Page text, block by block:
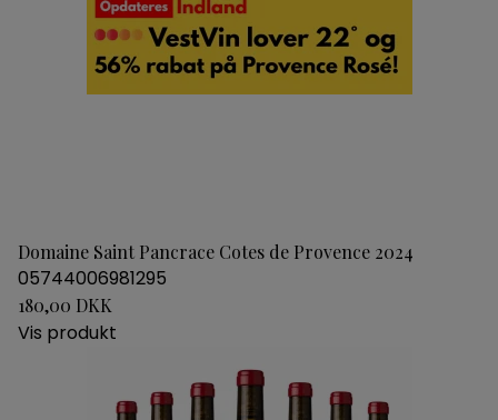
Domaine Saint Pancrace Cotes de Provence 2024
05744006981295
180,00 DKK
Vis produkt